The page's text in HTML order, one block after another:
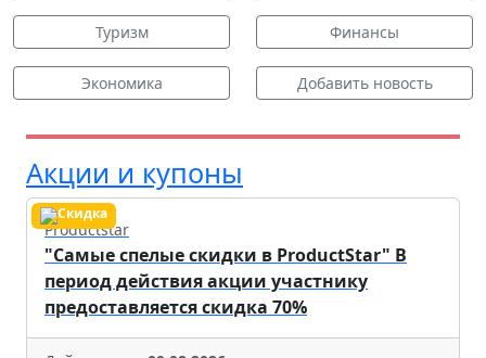
Туризм Финансы
Экономика Добавить новость
Акции и купоны
Productstar
"Самые спелые скидки в ProductStar" В
период действия акции участнику
предоставляется скидка 70%